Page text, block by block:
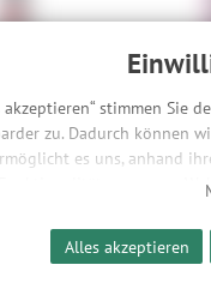
stimmen Sie
zu. Dadurch können
es uns, anhand
unserer
Inhalten und der
und nutzungsbasierter
Alles akzeptieren
48,90 €
Muc-Off